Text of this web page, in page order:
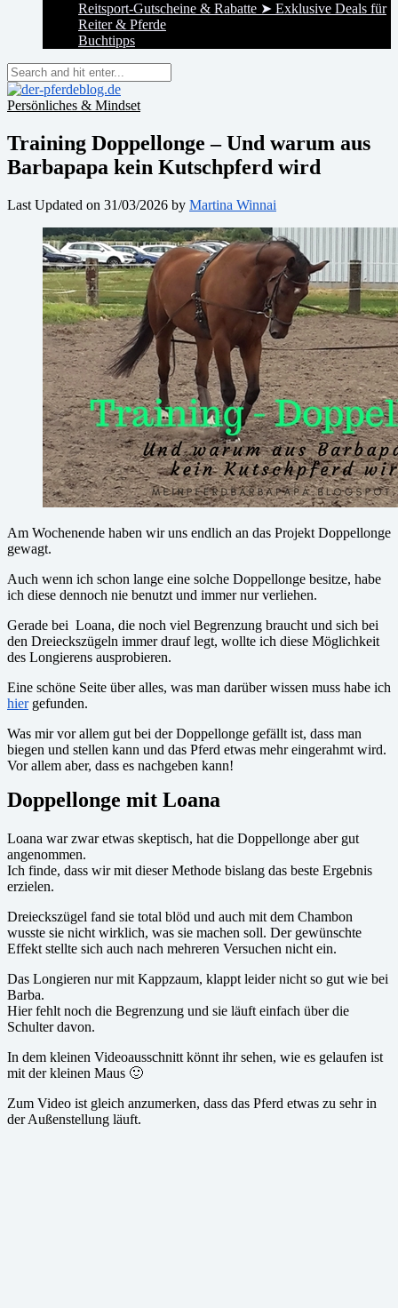
Reitsport-Gutscheine & Rabatte ➤ Exklusive Deals für
Reiter & Pferde
Buchtipps
Persönliches & Mindset
Training Doppellonge – Und warum aus
Barbapapa kein Kutschpferd wird
Last Updated on 31/03/2026 by Martina Winnai
Am Wochenende haben wir uns endlich an das Projekt Doppellonge
gewagt.
Auch wenn ich schon lange eine solche Doppellonge besitze, habe
ich diese dennoch nie benutzt und immer nur verliehen.
Gerade bei Loana, die noch viel Begrenzung braucht und sich bei
den Dreieckszügeln immer drauf legt, wollte ich diese Möglichkeit
des Longierens ausprobieren.
Eine schöne Seite über alles, was man darüber wissen muss habe ich
hiergefunden.
Was mir vor allem gut bei der Doppellonge gefällt ist, dass man
biegen und stellen kann und das Pferd etwas mehr eingerahmt wird.
Vor allem aber, dass es nachgeben kann!
Doppellonge mit Loana
Loana war zwar etwas skeptisch, hat die Doppellonge aber gut
angenommen.
Ich finde, dass wir mit dieser Methode bislang das beste Ergebnis
erzielen.
Dreieckszügel fand sie total blöd und auch mit dem Chambon
wusste sie nicht wirklich, was sie machen soll. Der gewünschte
Effekt stellte sich auch nach mehreren Versuchen nicht ein.
Das Longieren nur mit Kappzaum, klappt leider nicht so gut wie bei
Barba.
Hier fehlt noch die Begrenzung und sie läuft einfach über die
Schulter davon.
In dem kleinen Videoausschnitt könnt ihr sehen, wie es gelaufen ist
mit der kleinen Maus 🙂
Zum Video ist gleich anzumerken, dass das Pferd etwas zu sehr in
der Außenstellung läuft.